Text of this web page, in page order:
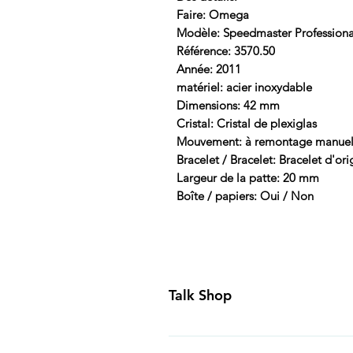
Faire: Omega
Modèle: Speedmaster
Référence: 3570.50
Année: 2011
matériel: acier inoxydable
Dimensions: 42 mm
Cristal: Cristal de plexiglas
Mouvement: à remontage manuel
Bracelet / Bracelet: Bracelet
Largeur de la patte: 20 mm
Boîte / papiers: Oui / Non
Talk Shop
All our prices are displayed in